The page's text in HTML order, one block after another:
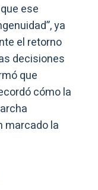
ese
ya
el retorno
decisiones
que
cómo la
marcado la